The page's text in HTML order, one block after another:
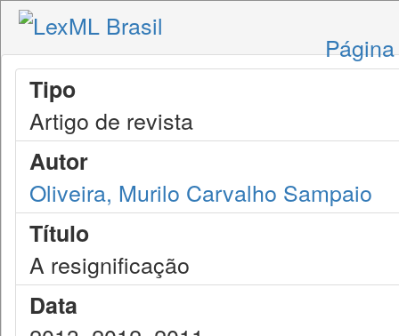
Tipo
Artigo de revista
Autor
Oliveira, Murilo Carvalho Sampaio
Título
A resignificação
Data